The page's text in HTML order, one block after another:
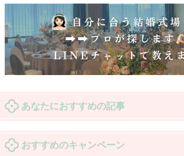
あなたにおすすめの記事
おすすめのキャンペーン